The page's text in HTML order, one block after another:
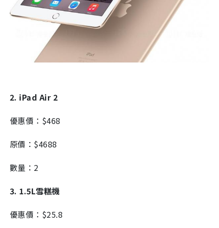
2. iPad Air 2
優惠價：$468
原價：$4688
數量：2
3. 1.5L雪糕機
優惠價：$25.8